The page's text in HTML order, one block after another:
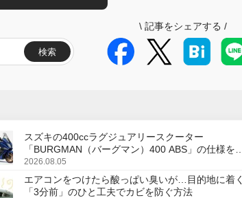
検索
\ 記事をシェアする /
スズキの400ccラグジュアリースクーター
「BURGMAN（バーグマン）400 ABS」の仕様を変
更し、8月18日に発売
2026.08.05
エアコンをつけたら酸っぱい臭いが…目的地に着く
「3分前」のひと工夫でカビを防ぐ方法